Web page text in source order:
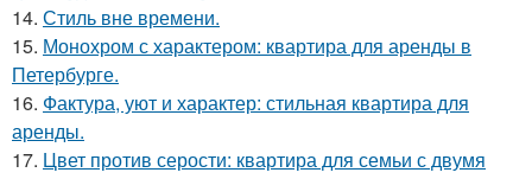
14. Стиль вне времени.
15. Монохром с характером: квартира для аренды в
Петербурге.
16. Фактура, уют и характер: стильная квартира для
аренды.
17. Цвет против серости: квартира для семьи с двумя